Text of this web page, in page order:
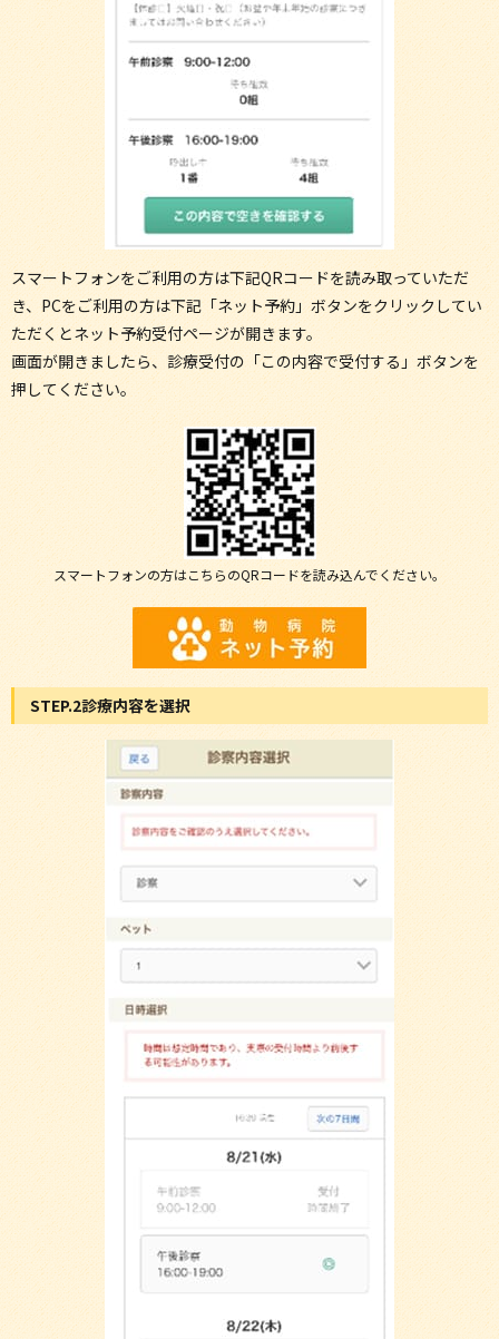
スマートフォンをご利用の方は下記QRコードを読み取っていただ
き、PCをご利用の方は下記「ネット予約」ボタンをクリックしてい
ただくとネット予約受付ページが開きます。
画面が開きましたら、診療受付の「この内容で受付する」ボタンを
押してください。
スマートフォンの方はこちらのQRコードを読み込んでください。
STEP.2診療内容を選択